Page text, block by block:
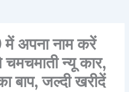
अपना नाम करें
न्यू कार,
बाप, जल्दी खरीदें